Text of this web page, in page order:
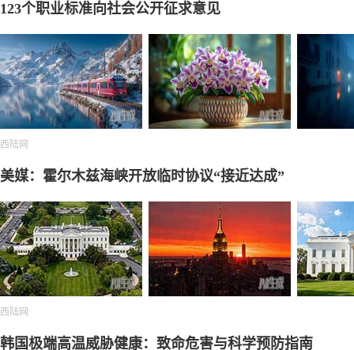
123个职业标准向社会公开征求意见
西陆网
美媒：霍尔木兹海峡开放临时协议“接近达成”
西陆网
韩国极端高温威胁健康：致命危害与科学预防指南